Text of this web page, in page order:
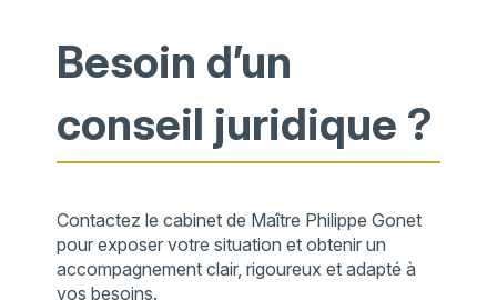
Besoin d’un
conseil juridique ?
Contactez le cabinet de Maître Philippe Gonet
pour exposer votre situation et obtenir un
accompagnement clair, rigoureux et adapté à
vos besoins.